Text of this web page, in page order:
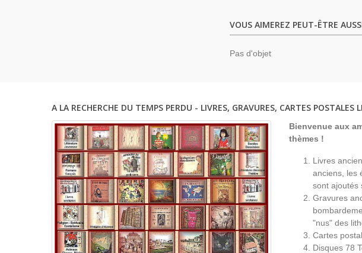
VOUS AIMEREZ PEUT-ÊTRE
Pas d'objet
A LA RECHERCHE DU TEMPS PERDU - LIVRES, GRAVURES, CARTES POSTALES
Bienvenue aux
thèmes !
Livres
anciens, les
sont ajoutés
Gravures
"nus" des
Cartes
Disques 78